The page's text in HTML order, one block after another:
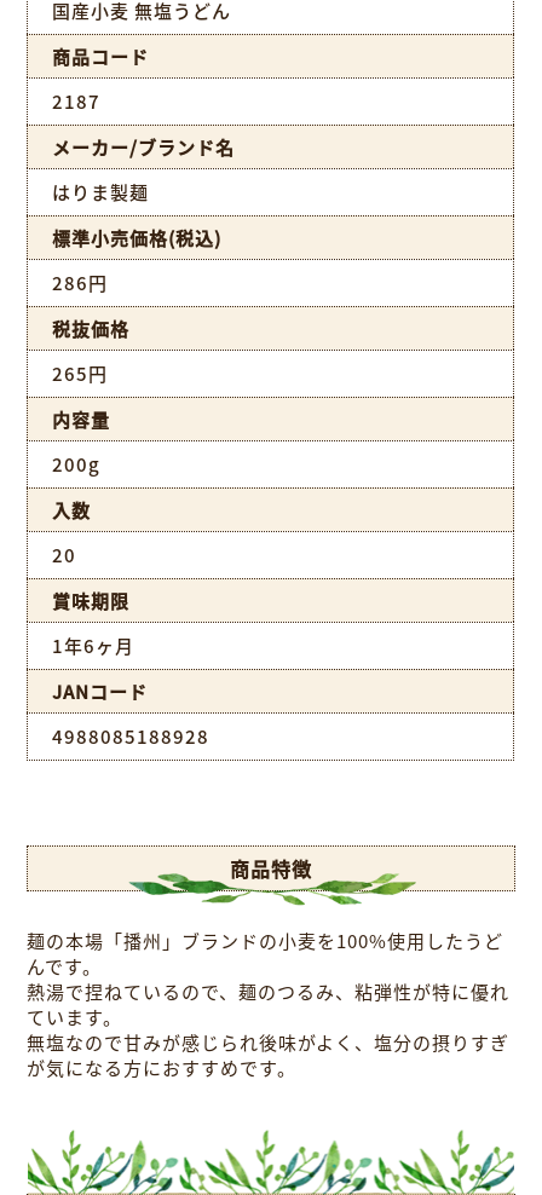
国産小麦 無塩うどん
商品コード
2187
メーカー/ブランド名
はりま製麺
標準小売価格(税込)
286円
税抜価格
265円
内容量
200g
入数
20
賞味期限
1年6ヶ月
JANコード
4988085188928
商品特徴
麺の本場「播州」ブランドの小麦を100%使用したうど
んです。
熱湯で捏ねているので、麺のつるみ、粘弾性が特に優れ
ています。
無塩なので甘みが感じられ後味がよく、塩分の摂りすぎ
が気になる方におすすめです。